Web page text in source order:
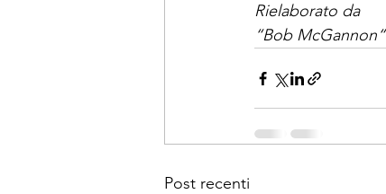
Rielaborato da
“Bob McGannon“
Post recenti